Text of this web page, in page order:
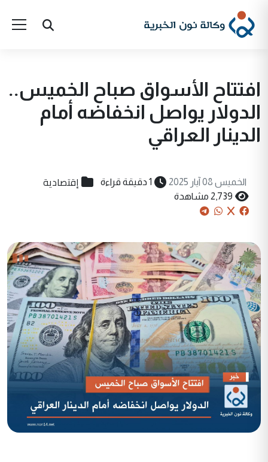
افتتاح الأسواق صباح الخميس..
الدولار يواصل انخفاضه أمام
الدينار العراقي
الخميس 08 آيار 2025 1 دقيقة قراءة إقتصادية
2,739 مشاهدة